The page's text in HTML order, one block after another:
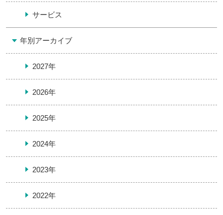
サービス
年別アーカイブ
2027年
2026年
2025年
2024年
2023年
2022年